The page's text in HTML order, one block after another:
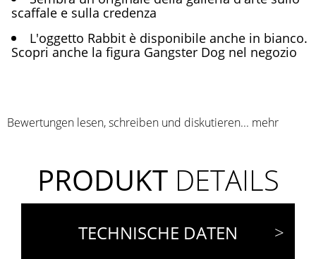
scaffale e sulla credenza
L'oggetto Rabbit è disponibile anche in bianco.
Scopri anche la figura Gangster Dog nel negozio
Bewertungen lesen, schreiben und diskutieren... mehr
PRODUKTDETAILS
TECHNISCHE DATEN